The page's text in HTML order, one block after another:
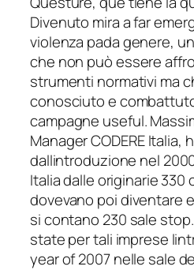
Divenuto mira a far
violenza pada genere,
che non può essere
strumenti normativi ma
conosciuto e
campagne useful.
Manager CODERE Italia,
dallintroduzione nel
Italia dalle originarie
dovevano poi diventare
si contano 230 sale
state per tali imprese
year of 2007 nelle sale